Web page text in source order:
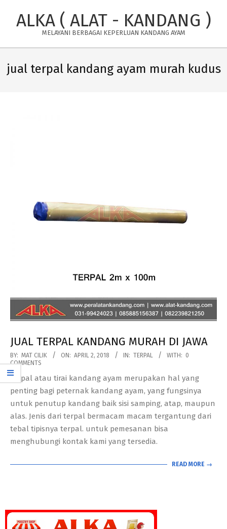
ALKA ( ALAT - KANDANG )
MELAYANI BERBAGAI KEPERLUAN KANDANG AYAM
Navigation
Menu
jual terpal kandang ayam murah kudus
JUAL TERPAL KANDANG MURAH DI JAWA
2018-
04-
BY: MAT CILIK ON: APRIL 2, 2018 IN: TERPAL WITH: 0
COMMENTS
Terpal atau tirai kandang ayam merupakan hal yang
penting bagi peternak kandang ayam, yang fungsinya
untuk penutup kandang baik sisi samping, atap, maupun
alas. Jenis dari terpal bermacam macam tergantung dari
tebal tipisnya terpal. untuk pemesanan bisa
menghubungi kontak kami yang tersedia.
READ MORE →